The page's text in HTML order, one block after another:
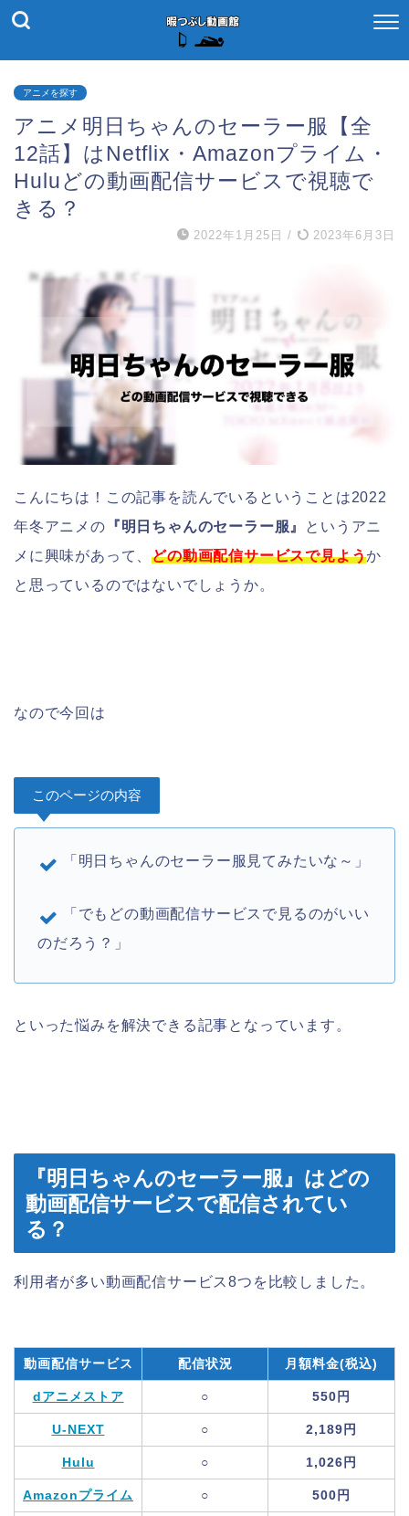
アニメを探す
アニメ明日ちゃんのセーラー服【全
12話】はNetflix・Amazonプライム・
Huluどの動画配信サービスで視聴で
きる？
2022年1月25日 / 2023年6月3日
こんにちは！この記事を読んでいるということは2022
年冬アニメの 『明日ちゃんのセーラー服』
というアニ
メに興味があって、どの動画配信サービスで見ようか
と思っているのではないでしょうか。
なので今回は
このページの内容
「明日ちゃんのセーラー服見てみたいな～」
「でもどの動画配信サービスで見るのがいい
のだろう？」
といった悩みを解決できる記事となっています。
『明日ちゃんのセーラー服』はどの
動画配信サービスで配信されてい
る？
利用者が多い動画配信サービス8つを比較しました。
動画配信サービス 配信状況 月額料金(税込)
dアニメストア ○ 550円
U-NEXT ○ 2,189円
Hulu ○ 1,026円
Amazonプライム ○ 500円